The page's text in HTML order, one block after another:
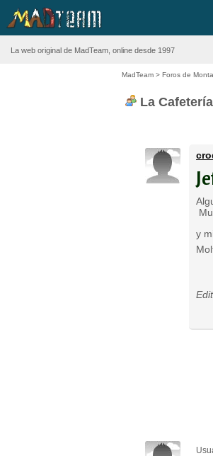
La web original de MadTeam, online desde 1997
MadTeam > Foros de
La Cafetería
y